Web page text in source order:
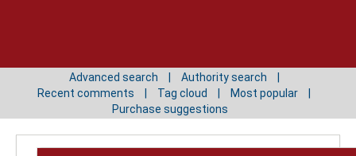
Advanced search
Authority search
Recent comments
Tag cloud
Most popular
Purchase suggestions